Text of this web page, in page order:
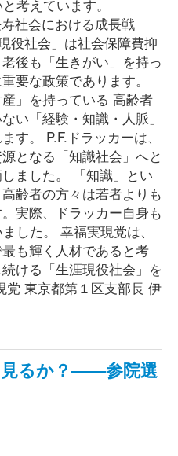
考えています。
社会における成長戦
役社会」は社会保障費抑
後も「生きがい」を持っ
要な政策であります。
」を持っている 高齢者
い「経験・知識・人脈」
す。 P.F.ドラッカーは、
となる「知識社会」へと
ました。 「知識」とい
齢者の方々は若者よりも
実際、ドラッカー自身も
した。 幸福実現党は、
も輝く人材であると考
ける「生涯現役社会」を
党 東京都第１区支部長 伊
見るか？――参院選